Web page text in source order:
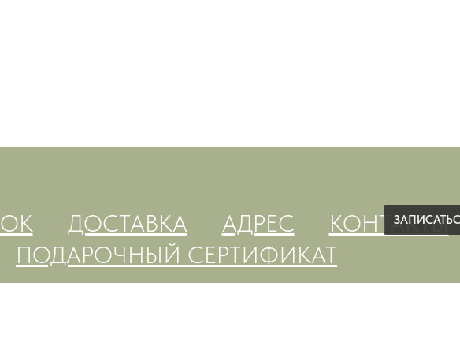
ДОСТАВКА АДРЕС
КОНТАКТЫ
ПОДАРОЧНЫЙ СЕРТИФИКАТ